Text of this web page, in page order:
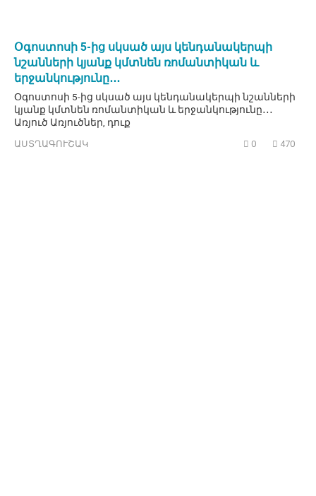
Օգոստոսի 5-ից սկսած այս կենդանակերպի
նշանների կյանք կմտնեն ռոմանտիկան և
երջանկությունը․․․
Օգոստոսի 5-ից սկսած այս կենդանակերպի նշանների
կյանք կմտնեն ռոմանտիկան և երջանկությունը․․․
Առյուծ Առյուծներ, դուք
ԱՍՏՂԱԳՈՒՇԱԿ 0 470